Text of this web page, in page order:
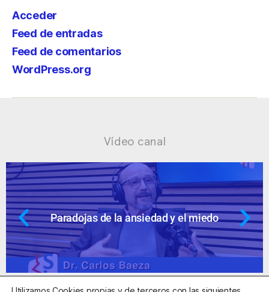
Acceder
Feed de entradas
Feed de comentarios
WordPress.org
Vídeo canal
y el miedo Ansiedad: supuestos